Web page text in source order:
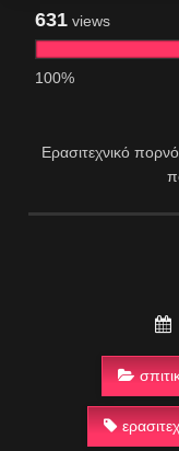
631 views
100%
Ερασιτεχνικό